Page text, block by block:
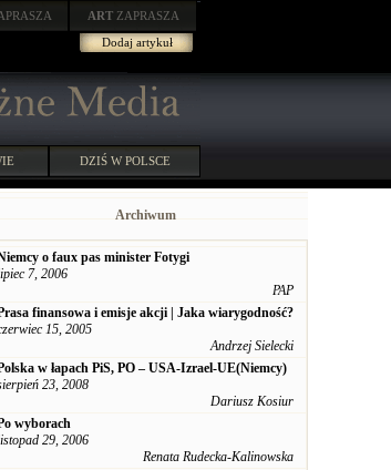
ART ZAPRASZA
Dodaj artykuł
DZIŚ W POLSCE
Archiwum
o faux pas minister Fotygi
7, 2006
PAP
finansowa i emisje akcji | Jaka wiarygodność?
15, 2005
Andrzej Sielecki
w łapach PiS, PO – USA-Izrael-UE(Niemcy)
23, 2008
Dariusz Kosiur
wyborach
29, 2006
Renata Rudecka-Kalinowska